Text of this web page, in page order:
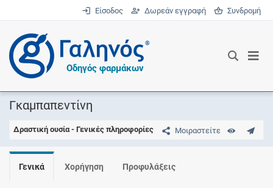
Είσοδος Δωρεάν εγγραφή Συνδρομή
®
Οδηγός φαρμάκων
Γκαμπαπεντίνη
Μοιραστείτε
Δραστική ουσία - Γενικές πληροφορίες
Γενικά Χορήγηση Προφυλάξεις